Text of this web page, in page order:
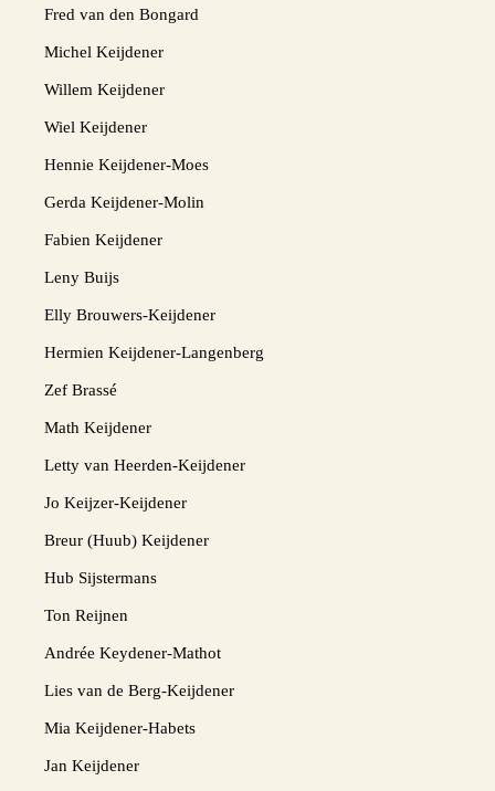
Fred van den Bongard
Michel Keijdener
Willem Keijdener
Wiel Keijdener
Hennie Keijdener-Moes
Gerda Keijdener-Molin
Fabien Keijdener
Leny Buijs
Elly Brouwers-Keijdener
Hermien Keijdener-Langenberg
Zef Brassé
Math Keijdener
Letty van Heerden-Keijdener
Jo Keijzer-Keijdener
Breur (Huub) Keijdener
Hub Sijstermans
Ton Reijnen
Andrée Keydener-Mathot
Lies van de Berg-Keijdener
Mia Keijdener-Habets
Jan Keijdener